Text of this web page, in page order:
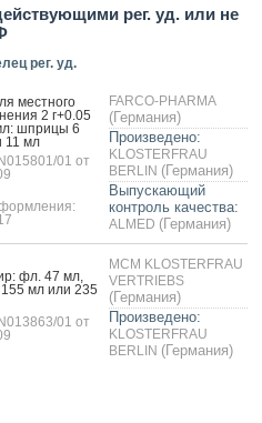
рег. уд. или не
рег. уд.
мес­тно­го
2 г+0.05
шпри­цы 6
11 мл
01 от
FARCO-PHARMA
(Германия)
Произведено:
KLOSTERFRAU
BERLIN (Германия)
Выпускающий
контроль качества:
ALMED (Германия)
фл. 47 мл,
мл или 235
01 от
MCM KLOSTERFRAU
VERTRIEBS
(Германия)
Произведено:
KLOSTERFRAU
BERLIN (Германия)